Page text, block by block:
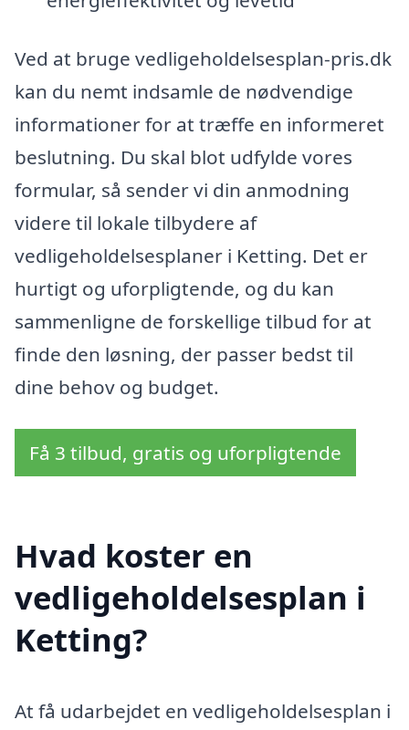
Ved at bruge vedligeholdelsesplan-pris.dk
kan du nemt indsamle de nødvendige
informationer for at træffe en informeret
beslutning. Du skal blot udfylde vores
formular, så sender vi din anmodning
videre til lokale tilbydere af
vedligeholdelsesplaner i Ketting. Det er
hurtigt og uforpligtende, og du kan
sammenligne de forskellige tilbud for at
finde den løsning, der passer bedst til
dine behov og budget.
Få 3 tilbud, gratis og uforpligtende
Hvad koster en
vedligeholdelsesplan i
Ketting?
At få udarbejdet en vedligeholdelsesplan i